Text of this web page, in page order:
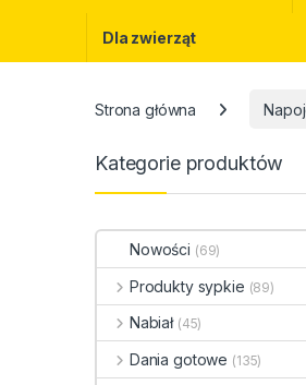
Dla zwierząt
Strona główna
Kategorie produktów
Nowości (69)
Produkty sypkie (89)
Nabiał (45)
Dania gotowe (135)